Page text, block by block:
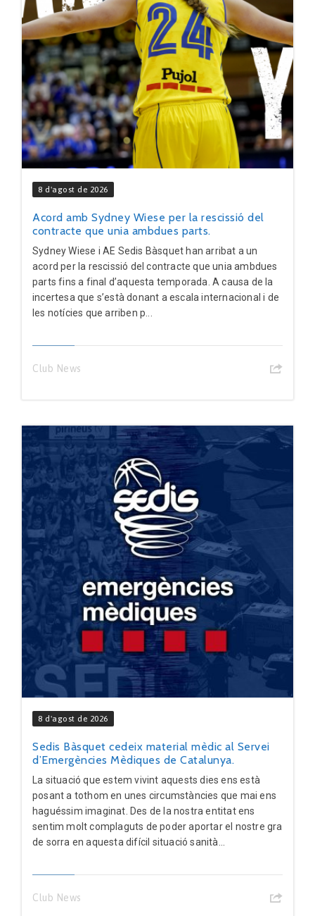
8 d'agost de 2026
Acord amb Sydney Wiese per la rescissió del
contracte que unia ambdues parts.
Sydney Wiese i AE Sedis Bàsquet han arribat a un
acord per la rescissió del contracte que unia ambdues
parts fins a final d’aquesta temporada. A causa de la
incertesa que s’està donant a escala internacional i de
les notícies que arriben p...
Club News
8 d'agost de 2026
Sedis Bàsquet cedeix material mèdic al Servei
d’Emergències Mèdiques de Catalunya.
La situació que estem vivint aquests dies ens està
posant a tothom en unes circumstàncies que mai ens
haguéssim imaginat. Des de la nostra entitat ens
sentim molt complaguts de poder aportar el nostre gra
de sorra en aquesta difícil situació sanità...
Club News